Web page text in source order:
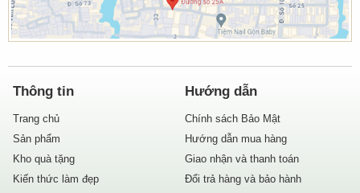
Thông tin
Trang chủ
Sản phẩm
Kho quà tặng
Kiến thức làm đẹp
Hướng dẫn
Chính sách Bảo Mật
Hướng dẫn mua hàng
Giao nhận và thanh toán
Đổi trả hàng và bảo hành